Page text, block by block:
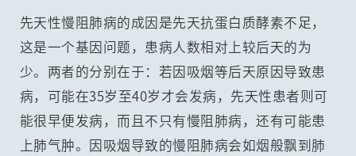
先天性慢阻肺病的成因是先天抗蛋白质酵素不足，
这是一个基因问题，患病人数相对上较后天的为
少。两者的分别在于：若因吸烟等后天原因导致患
病，可能在35岁至40岁才会发病，先天性患者则可
能很早便发病，而且不只有慢阻肺病，还有可能患
上肺气肿。因吸烟导致的慢阻肺病会如烟般飘到肺